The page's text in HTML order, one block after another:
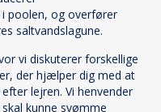
poolen, og overfører
saltvandslagune.
vi diskuterer forskellige
der hjælper dig med at
lejren. Vi henvender
kunne svømme